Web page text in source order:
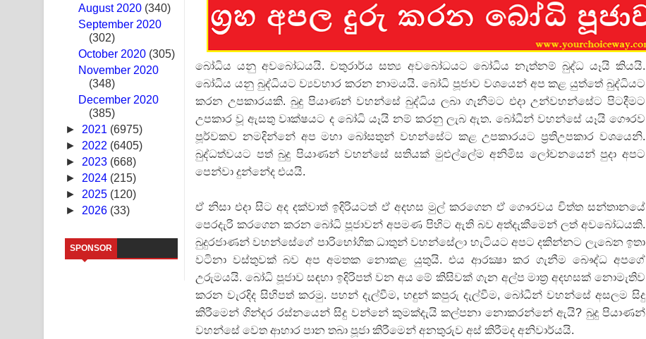
Pa Sina Song Lyrics - පෑ සිනා ගීතයේ පද පෙළ
Pemwanthiye Song Lyrics - පෙම්වන්තියේ ගීතයේ පද පෙළ
Manobhawa Song Lyrics - මනෝභව ගීතයේ පද පෙළ
Akahe Indala Song Lyrics - ආකාහේ ඉඳලා ගීතයේ පද පෙළ
Raawaya Song Lyrics - රාවය ගීතයේ පද පෙළ
Saddeta Denna Song Lyrics - සද්දෙට දෙන්න ගීතයේ පද පෙළ
Kaalaya Song Lyrics - කාලය ගීතයේ පද පෙළ
Aramuna Song Lyrics - අරමුණ ගීතයේ පද පෙළ
Sandata Duka Hithila Song Lyrics - සඳට දුක හිතිලා ගීතයේ පද පෙළ
Sihina Song Lyrics - සිහින ගීතයේ පද පෙළ
Father Song Lyrics - ෆාදර් ගීතයේ පද පෙළ
August 2020 (340)
September 2020
(302)
October 2020 (305)
November 2020
(348)
December 2020
(385)
► 2021 (6975)
► 2022 (6405)
► 2023 (668)
► 2024 (215)
► 2025 (120)
► 2026 (33)
SPONSOR
බෝධිය යනු අවබෝධයයි. චතුරාර්ය සත්‍ය අවබෝධයට බෝධිය නැත්නම් බුද්ධ යෑයි කියයි.
බෝධිය යනු බුද්ධියට ව්‍යවහාර කරන නාමයයි. බෝධි පූජාව වශයෙන් අප කළ යුත්තේ බුද්ධියට
කරන උපකාරයකි. බුදු පියාණන් වහන්සේ බුද්ධිය ලබා ගැනීමට එදා උන්වහන්සේට පිටදීමට
උපකාර වූ ඇසතු වෘක්‌ෂයට ද බෝධි යෑයි නම් කරනු ලැබ ඇත. බෝධීන් වහන්සේ යෑයි ගෞරව
පූර්වකව නමදින්නේ අප මහා බෝසතුන් වහන්සේට කළ උපකාරයට ප්‍රතිඋපකාර වශයෙනි.
බුද්ධත්වයට පත් බුදු පියාණන් වහන්සේ සතියක්‌ මුළුල්ලේම අනිමිස ලෝචනයෙන් පුදා අපට
පෙන්වා දුන්නේද එයයි.
ඒ නිසා එදා සිට අද දක්‌වාත් ඉදිරියටත් ඒ අදහස මුල් කරගෙන ඒ ගෞරවය චිත්ත සන්තානයේ
පෙරදැරි කරගෙන කරන බෝධි පූජාවන් අපමණ පිහිට ඇති බව අත්දැකීමෙන් ලත් අවබෝධයකි.
බුදුරජාණන් වහන්සේගේ පාරිභෝගික ධාතුන් වහන්සේලා හැටියට අපට දකින්නට ලැබෙන ඉතා
වටිනා වස්‌තුවක්‌ බව අප අමතක නොකළ යුතුයි. එය ආරක්‍ෂා කර ගැනීම බෞද්ධ අපගේ
උරුමයයි. බෝධි පූජාව සඳහා ඉදිරිපත් වන අය මේ කිසිවක්‌ ගැන අල්ප මාත්‍ර අදහසක්‌ නොමැතිව
කරන වැරදිද සිහිපත් කරමු. පහන් දැල්වීම, හඳුන් කපුරු දැල්වීම, බෝධීන් වහන්සේ අසලම සිදු
කිරීමෙන් ගින්දර රස්‌නයෙන් සිදු වන්නේ කුමක්‌දැයි කල්පනා නොකරන්නේ ඇයි? බුදු පියාණන්
වහන්සේ වෙත ආහාර පාන තබා පූජා කිරීමෙන් අනතුරුව අස්‌ කිරීමද අනිවාර්යයි.